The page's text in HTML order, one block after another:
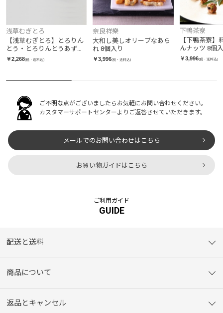
浅草むぎとろ
【浅草むぎとろ】とろりん
とう・とろりんとうあずき
（白箱詰合せ）
￥2,268(税・送料込)
奈良祥樂
大和し美しオリーブなあら
れ 8個入り
￥3,996(税・送料込)
下鴨茶寮
【下鴨茶寮】
んナッツ 8個
￥3,996(税・送料込)
ご不明な点がございましたらお気軽にお問い合わせください。
カスタマーサポートセンターよりご返答させていただきます。
メールでのお問い合わせはこちら
お買い物ガイドはこちら
ご利用ガイド
GUIDE
配送と送料
商品について
返品とキャンセル